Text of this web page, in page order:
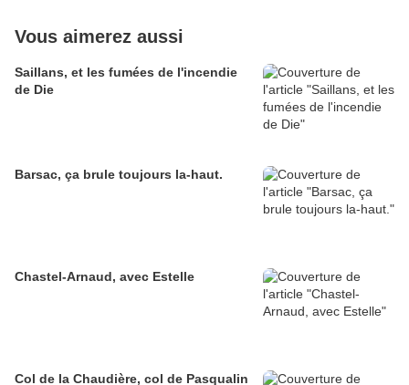
Vous aimerez aussi
Saillans, et les fumées de l'incendie
de Die
Barsac, ça brule toujours la-haut.
Chastel-Arnaud, avec Estelle
Col de la Chaudière, col de Pasqualin